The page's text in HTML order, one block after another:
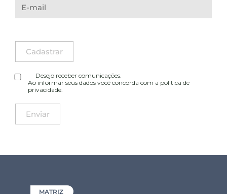
Desejo receber comunicações.
Ao informar seus dados você concorda com a política de
privacidade.
MATRIZ